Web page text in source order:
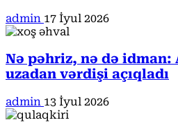
admin 17 İyul 2026
Nə pəhriz, nə də
uzadan vərdişi açıqladı
admin 13 İyul 2026